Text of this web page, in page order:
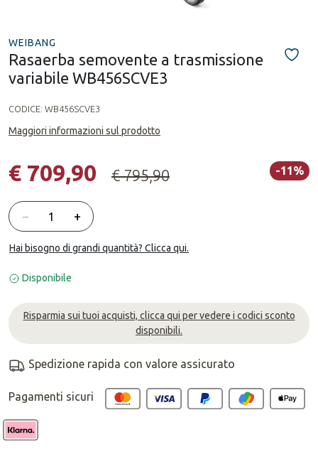
WEIBANG
Rasaerba semovente a trasmissione
variabile WB456SCVE3
CODICE: WB456SCVE3
Maggiori informazioni sul prodotto
-11%
€ 709,90 € 795,90
Quantità
− +
Hai bisogno di grandi quantità? Clicca qui.
Disponibile
Risparmia sui tuoi acquisti, clicca qui per vedere i codici sconto
disponibili.
Spedizione rapida con valore assicurato
Pagamenti sicuri